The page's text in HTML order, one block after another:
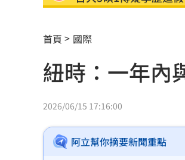
父親節提政見禮包 蘇
楊千霈一人扛2女兒出
王凱生前暴瘦！經紀人
見放火翻垃圾找相機
首頁 國際
紐時：一年
2026/06/15 17:16:00
阿立幫你摘要新聞重點